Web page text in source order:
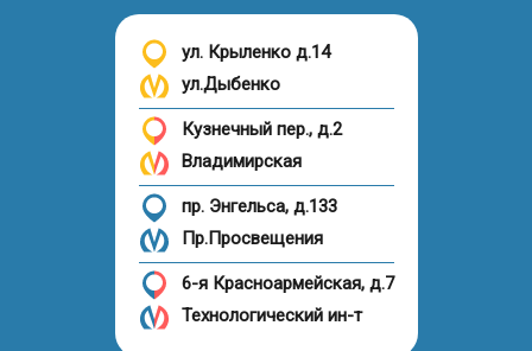
ул. Крыленко д.14
ул.Дыбенко
Кузнечный пер., д.2
Владимирская
пр. Энгельса, д.133
Пр.Просвещения
6-я Красноармейская, д.7
Технологический ин-т